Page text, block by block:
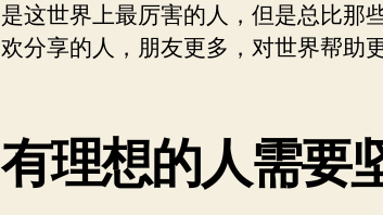
是这世界上最厉害的人，但是总比那
欢分享的人，朋友更多，对世界帮助更
有理想的人需要